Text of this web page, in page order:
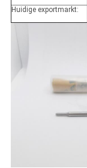
Huidige exportmarkt: